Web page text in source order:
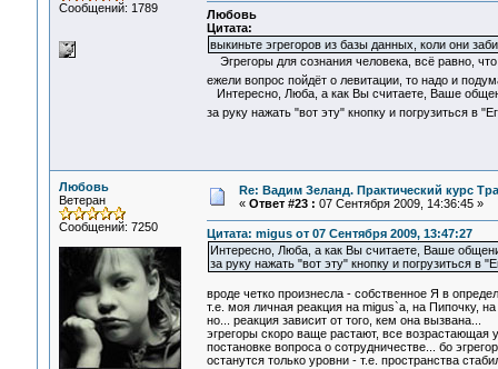
Сообщений: 1789
Любовь
Цитата:
выкиньте эгрегоров из базы данных, коли они
Эгрегоры для сознания человека, всё равно,
ежели вопрос пойдёт о левитации, то надо и
Интересно, Люба, а как Вы считаете, Ваше
за руку нажать "вот эту" кнопку и погрузиться в
Любовь
Ветеран
Сообщений: 7250
Re: Вадим Зеланд. Практический курс
« Ответ #23 : 07 Сентября 2009, 14:36:45 »
Цитата: migus от 07 Сентября 2009, 13:47:27
Интересно, Люба, а как Вы считаете, Ваше
за руку нажать "вот эту" кнопку и погрузиться в
вроде четко произнесла - собственное Я в
т.е. моя личная реакция на migus`а, на Пипочку,
но... реакция зависит от того, кем она вызвана...
эгрегоры скоро ваще растают, все возрастающая
постановке вопроса о сотрудничестве... бо
останутся только уровни - т.е. пространства